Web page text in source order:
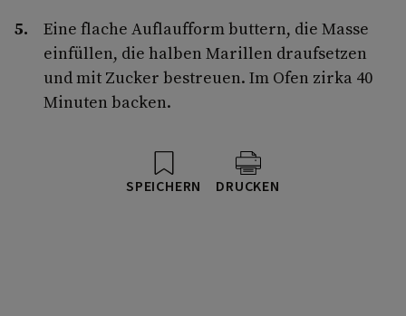
Eine flache Auflaufform buttern, die Masse
einfüllen, die halben Marillen draufsetzen
und mit Zucker bestreuen. Im Ofen zirka 40
Minuten backen.
SPEICHERN DRUCKEN